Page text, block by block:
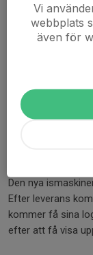
NA Schakt
Alstor AB
Friluftsfrämjandet
Ert stöd betyder
och hela
Den nya
Efter leverans
kommer få sina
efter att få visa
Vi
webbplats
även för